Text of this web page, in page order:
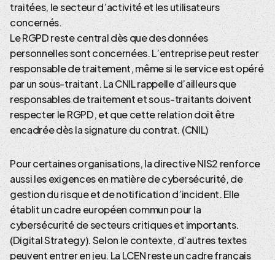
traitées, le secteur d’activité et les utilisateurs
concernés.
Le RGPD reste central dès que des données
personnelles sont concernées. L’entreprise peut rester
responsable de traitement, même si le service est opéré
par un sous-traitant. La CNIL rappelle d’ailleurs que
responsables de traitement et sous-traitants doivent
respecter le RGPD, et que cette relation doit être
encadrée dès la signature du contrat. (CNIL)
Pour certaines organisations, la directive NIS2 renforce
aussi les exigences en matière de cybersécurité, de
gestion du risque et de notification d’incident. Elle
établit un cadre européen commun pour la
cybersécurité de secteurs critiques et importants.
(Digital Strategy). Selon le contexte, d’autres textes
peuvent entrer en jeu. La LCEN reste un cadre français